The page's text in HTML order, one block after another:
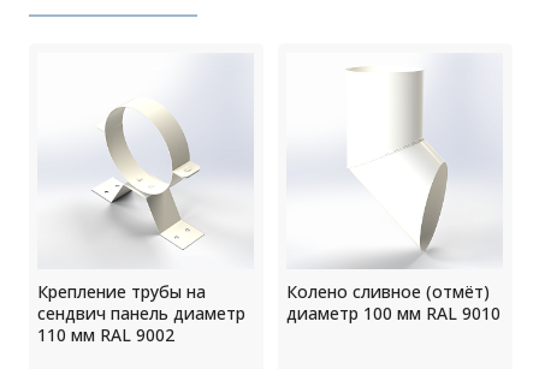
Крепление трубы на
сендвич панель диаметр
110 мм RAL 9002
Колено сливное (отмёт)
диаметр 100 мм RAL 9010